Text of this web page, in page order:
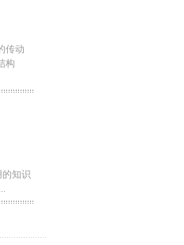
传动
构
知识